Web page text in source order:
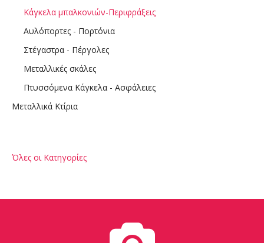
Κάγκελα μπαλκονιών-Περιφράξεις
Αυλόπορτες - Πορτόνια
Στέγαστρα - Πέργολες
Μεταλλικές σκάλες
Πτυσσόμενα Κάγκελα - Ασφάλειες
Μεταλλικά Κτίρια
Όλες οι Κατηγορίες